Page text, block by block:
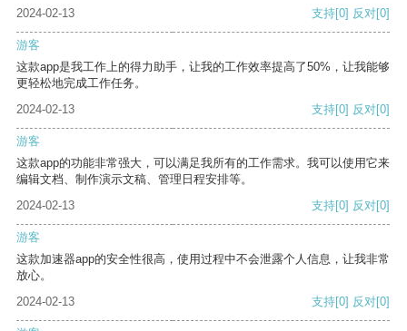
2024-02-13 支持[0] 反对[0]
游客
这款app是我工作上的得力助手，让我的工作效率提高了50%，让我能够
更轻松地完成工作任务。
2024-02-13
支持[0] 反对[0]
游客
这款app的功能非常强大，可以满足我所有的工作需求。我可以使用它来
编辑文档、制作演示文稿、管理日程安排等。
2024-02-13
支持[0] 反对[0]
游客
这款加速器app的安全性很高，使用过程中不会泄露个人信息，让我非常
放心。
2024-02-13
支持[0] 反对[0]